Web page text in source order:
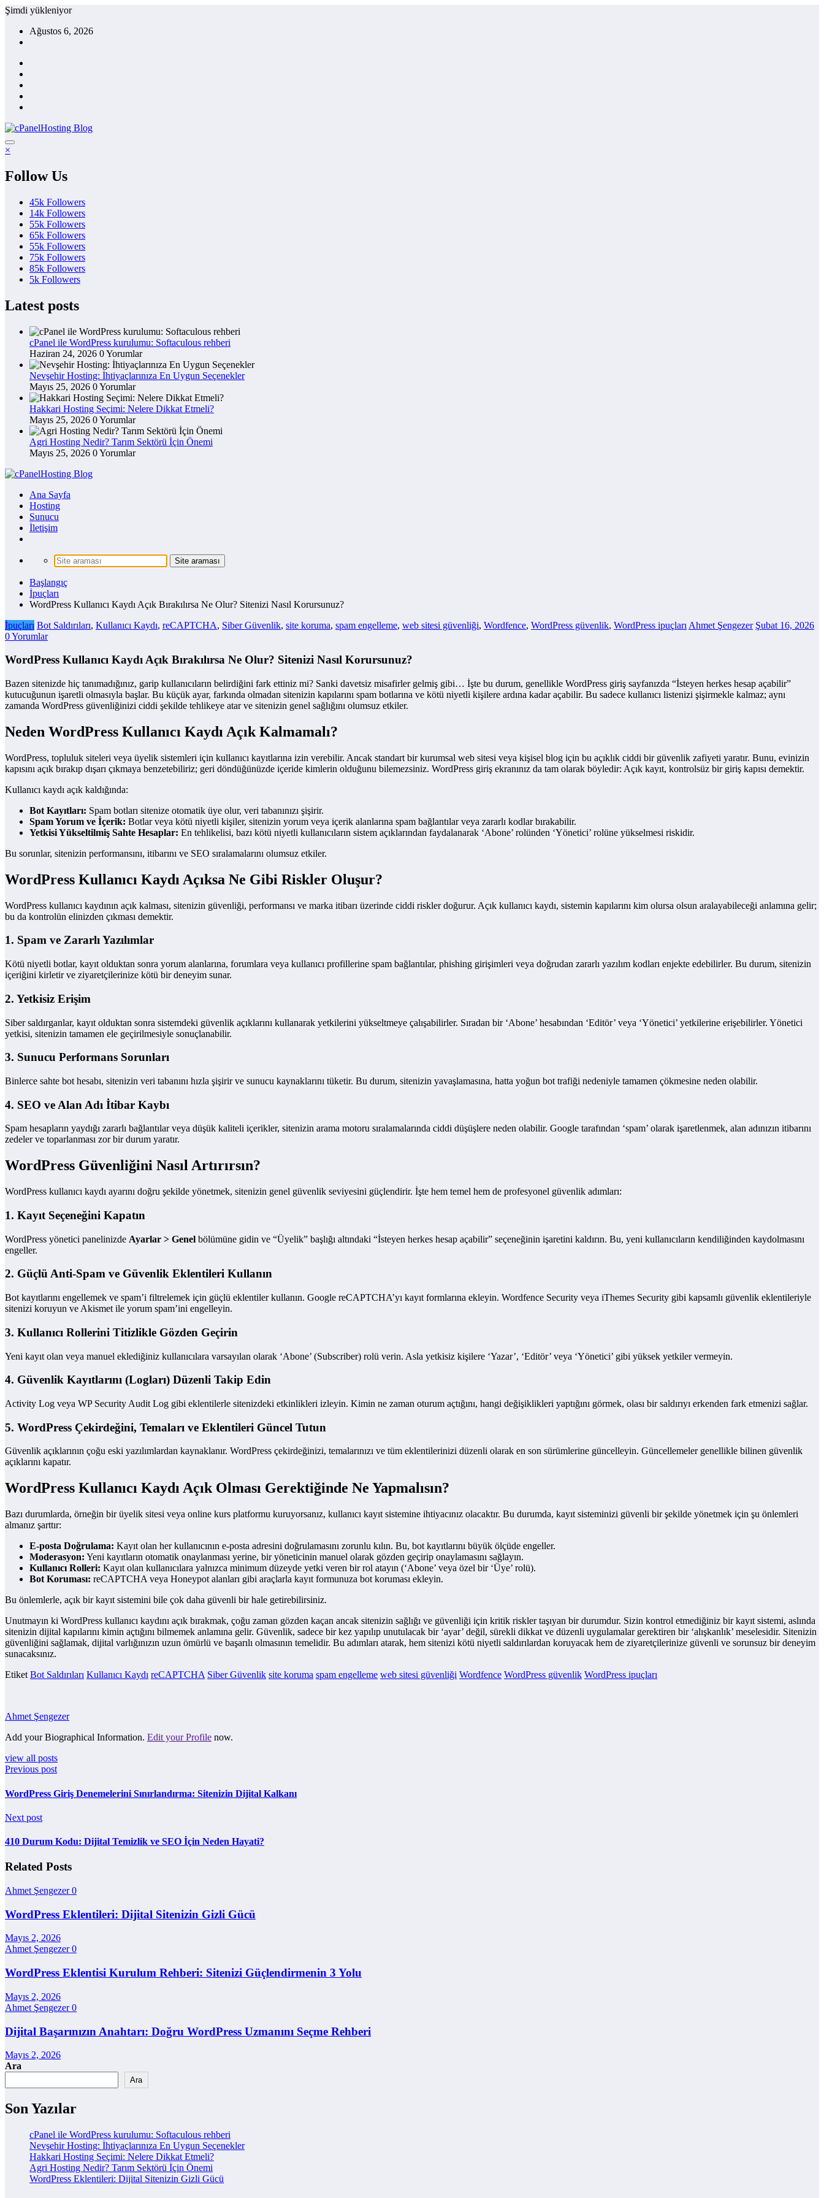
İçeriğe
Şimdi yükleniyor
Ağustos 6, 2026
×
Follow Us
45k Followers
14k Followers
55k Followers
65k Followers
55k Followers
75k Followers
85k Followers
5k Followers
Latest posts
cPanel ile WordPress kurulumu: Softaculous rehberi
Haziran 24, 2026 0 Yorumlar
Nevşehir Hosting: İhtiyaçlarınıza En Uygun Seçenekler
Mayıs 25, 2026 0 Yorumlar
Hakkari Hosting Seçimi: Nelere Dikkat Etmeli?
Mayıs 25, 2026 0 Yorumlar
Agri Hosting Nedir? Tarım Sektörü İçin Önemi
Mayıs 25, 2026 0 Yorumlar
Ana Sayfa
Hosting
Sunucu
İletişim
Başlangıç
İpuçları
WordPress Kullanıcı Kaydı Açık Bırakılırsa Ne Olur? Sitenizi Nasıl Korursunuz?
İpuçları Bot Saldırıları, Kullanıcı Kaydı, reCAPTCHA, Siber Güvenlik, site koruma, spam engelleme, web sitesi güvenliği, Wordfence, WordPress güvenlik, WordPress ipuçları Ahmet Şengezer Şubat 16, 2026
0 Yorumlar
WordPress Kullanıcı Kaydı Açık Bırakılırsa Ne Olur? Sitenizi Nasıl Korursunuz?
Bazen sitenizde hiç tanımadığınız, garip kullanıcıların belirdiğini fark ettiniz mi? Sanki davetsiz misafirler gelmiş gibi… İşte bu durum, genellikle WordPress giriş sayfanızda “İsteyen herkes hesap açabilir”
kutucuğunun işaretli olmasıyla başlar. Bu küçük ayar, farkında olmadan sitenizin kapılarını spam botlarına ve kötü niyetli kişilere ardına kadar açabilir. Bu sadece kullanıcı listenizi şişirmekle kalmaz; aynı
zamanda WordPress güvenliğinizi ciddi şekilde tehlikeye atar ve sitenizin genel sağlığını olumsuz etkiler.
Neden WordPress Kullanıcı Kaydı Açık Kalmamalı?
WordPress, topluluk siteleri veya üyelik sistemleri için kullanıcı kayıtlarına izin verebilir. Ancak standart bir kurumsal web sitesi veya kişisel blog için bu açıklık ciddi bir güvenlik zafiyeti yaratır. Bunu, evinizin
kapısını açık bırakıp dışarı çıkmaya benzetebiliriz; geri döndüğünüzde içeride kimlerin olduğunu bilemezsiniz. WordPress giriş ekranınız da tam olarak böyledir: Açık kayıt, kontrolsüz bir giriş kapısı demektir.
Kullanıcı kaydı açık kaldığında:
Bot Kayıtları: Spam botları sitenize otomatik üye olur, veri tabanınızı şişirir.
Spam Yorum ve İçerik: Botlar veya kötü niyetli kişiler, sitenizin yorum veya içerik alanlarına spam bağlantılar veya zararlı kodlar bırakabilir.
Yetkisi Yükseltilmiş Sahte Hesaplar: En tehlikelisi, bazı kötü niyetli kullanıcıların sistem açıklarından faydalanarak ‘Abone’ rolünden ‘Yönetici’ rolüne yükselmesi riskidir.
Bu sorunlar, sitenizin performansını, itibarını ve SEO sıralamalarını olumsuz etkiler.
WordPress Kullanıcı Kaydı Açıksa Ne Gibi Riskler Oluşur?
WordPress kullanıcı kaydının açık kalması, sitenizin güvenliği, performansı ve marka itibarı üzerinde ciddi riskler doğurur. Açık kullanıcı kaydı, sistemin kapılarını kim olursa olsun aralayabileceği anlamına gelir;
bu da kontrolün elinizden çıkması demektir.
1. Spam ve Zararlı Yazılımlar
Kötü niyetli botlar, kayıt olduktan sonra yorum alanlarına, forumlara veya kullanıcı profillerine spam bağlantılar, phishing girişimleri veya doğrudan zararlı yazılım kodları enjekte edebilirler. Bu durum, sitenizin
içeriğini kirletir ve ziyaretçilerinize kötü bir deneyim sunar.
2. Yetkisiz Erişim
Siber saldırganlar, kayıt olduktan sonra sistemdeki güvenlik açıklarını kullanarak yetkilerini yükseltmeye çalışabilirler. Sıradan bir ‘Abone’ hesabından ‘Editör’ veya ‘Yönetici’ yetkilerine erişebilirler. Yönetici
yetkisi, sitenizin tamamen ele geçirilmesiyle sonuçlanabilir.
3. Sunucu Performans Sorunları
Binlerce sahte bot hesabı, sitenizin veri tabanını hızla şişirir ve sunucu kaynaklarını tüketir. Bu durum, sitenizin yavaşlamasına, hatta yoğun bot trafiği nedeniyle tamamen çökmesine neden olabilir.
4. SEO ve Alan Adı İtibar Kaybı
Spam hesapların yaydığı zararlı bağlantılar veya düşük kaliteli içerikler, sitenizin arama motoru sıralamalarında ciddi düşüşlere neden olabilir. Google tarafından ‘spam’ olarak işaretlenmek, alan adınızın itibarını
zedeler ve toparlanması zor bir durum yaratır.
WordPress Güvenliğini Nasıl Artırırsın?
WordPress kullanıcı kaydı ayarını doğru şekilde yönetmek, sitenizin genel güvenlik seviyesini güçlendirir. İşte hem temel hem de profesyonel güvenlik adımları:
1. Kayıt Seçeneğini Kapatın
WordPress yönetici panelinizde Ayarlar > Genel bölümüne gidin ve “Üyelik” başlığı altındaki “İsteyen herkes hesap açabilir” seçeneğinin işaretini kaldırın. Bu, yeni kullanıcıların kendiliğinden kaydolmasını
engeller.
2. Güçlü Anti-Spam ve Güvenlik Eklentileri Kullanın
Bot kayıtlarını engellemek ve spam’i filtrelemek için güçlü eklentiler kullanın. Google reCAPTCHA’yı kayıt formlarına ekleyin. Wordfence Security veya iThemes Security gibi kapsamlı güvenlik eklentileriyle
sitenizi koruyun ve Akismet ile yorum spam’ini engelleyin.
3. Kullanıcı Rollerini Titizlikle Gözden Geçirin
Yeni kayıt olan veya manuel eklediğiniz kullanıcılara varsayılan olarak ‘Abone’ (Subscriber) rolü verin. Asla yetkisiz kişilere ‘Yazar’, ‘Editör’ veya ‘Yönetici’ gibi yüksek yetkiler vermeyin.
4. Güvenlik Kayıtlarını (Logları) Düzenli Takip Edin
Activity Log veya WP Security Audit Log gibi eklentilerle sitenizdeki etkinlikleri izleyin. Kimin ne zaman oturum açtığını, hangi değişiklikleri yaptığını görmek, olası bir saldırıyı erkenden fark etmenizi sağlar.
5. WordPress Çekirdeğini, Temaları ve Eklentileri Güncel Tutun
Güvenlik açıklarının çoğu eski yazılımlardan kaynaklanır. WordPress çekirdeğinizi, temalarınızı ve tüm eklentilerinizi düzenli olarak en son sürümlerine güncelleyin. Güncellemeler genellikle bilinen güvenlik
açıklarını kapatır.
WordPress Kullanıcı Kaydı Açık Olması Gerektiğinde Ne Yapmalısın?
Bazı durumlarda, örneğin bir üyelik sitesi veya online kurs platformu kuruyorsanız, kullanıcı kayıt sistemine ihtiyacınız olacaktır. Bu durumda, kayıt sisteminizi güvenli bir şekilde yönetmek için şu önlemleri
almanız şarttır:
E-posta Doğrulama: Kayıt olan her kullanıcının e-posta adresini doğrulamasını zorunlu kılın. Bu, bot kayıtlarını büyük ölçüde engeller.
Moderasyon: Yeni kayıtların otomatik onaylanması yerine, bir yöneticinin manuel olarak gözden geçirip onaylamasını sağlayın.
Kullanıcı Rolleri: Kayıt olan kullanıcılara yalnızca minimum düzeyde yetki veren bir rol atayın (‘Abone’ veya özel bir ‘Üye’ rolü).
Bot Koruması: reCAPTCHA veya Honeypot alanları gibi araçlarla kayıt formunuza bot koruması ekleyin.
Bu önlemlerle, açık bir kayıt sistemini bile çok daha güvenli bir hale getirebilirsiniz.
Unutmayın ki WordPress kullanıcı kaydını açık bırakmak, çoğu zaman gözden kaçan ancak sitenizin sağlığı ve güvenliği için kritik riskler taşıyan bir durumdur. Sizin kontrol etmediğiniz bir kayıt sistemi, aslında
sitenizin dijital kapılarını kimin açtığını bilmemek anlamına gelir. Güvenlik, sadece bir kez yapılıp unutulacak bir ‘ayar’ değil, sürekli dikkat ve düzenli uygulamalar gerektiren bir ‘alışkanlık’ meselesidir. Sitenizin
güvenliğini sağlamak, dijital varlığınızın uzun ömürlü ve başarılı olmasının temelidir. Bu adımları atarak, hem sitenizi kötü niyetli saldırılardan koruyacak hem de ziyaretçilerinize güvenli ve sorunsuz bir deneyim
sunacaksınız.
Etiket Bot Saldırıları Kullanıcı Kaydı reCAPTCHA Siber Güvenlik site koruma spam engelleme web sitesi güvenliği Wordfence WordPress güvenlik WordPress ipuçları
Ahmet Şengezer
Add your Biographical Information. Edit your Profile now.
view all posts
Previous post
WordPress Giriş Denemelerini Sınırlandırma: Sitenizin Dijital Kalkanı
Next post
410 Durum Kodu: Dijital Temizlik ve SEO İçin Neden Hayati?
Related Posts
Ahmet Şengezer0
WordPress Eklentileri: Dijital Sitenizin Gizli Gücü
Mayıs 2, 2026
Ahmet Şengezer0
WordPress Eklentisi Kurulum Rehberi: Sitenizi Güçlendirmenin 3 Yolu
Mayıs 2, 2026
Ahmet Şengezer0
Dijital Başarınızın Anahtarı: Doğru WordPress Uzmanını Seçme Rehberi
Mayıs 2, 2026
Ara
Ara
Son Yazılar
cPanel ile WordPress kurulumu: Softaculous rehberi
Nevşehir Hosting: İhtiyaçlarınıza En Uygun Seçenekler
Hakkari Hosting Seçimi: Nelere Dikkat Etmeli?
Agri Hosting Nedir? Tarım Sektörü İçin Önemi
WordPress Eklentileri: Dijital Sitenizin Gizli Gücü